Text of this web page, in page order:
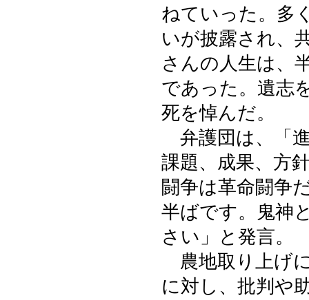
ねていった。多
いが披露され、
さんの人生は、
であった。遺志
死を悼んだ。
弁護団は、「
課題、成果、方
闘争は革命闘争
半ばです。鬼神
さい」と発言。
農地取り上げ
に対し、批判や